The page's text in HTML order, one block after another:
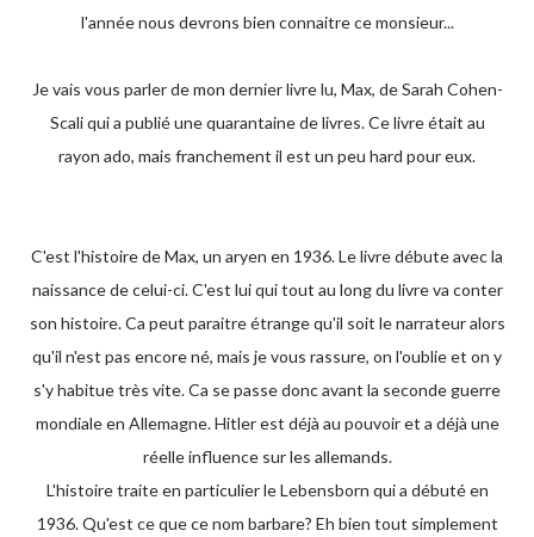
l'année nous devrons bien connaitre ce monsieur...
Je vais vous parler de mon dernier livre lu, Max, de Sarah Cohen-
Scali qui a publié une quarantaine de livres. Ce livre était au
rayon ado, mais franchement il est un peu hard pour eux.
C'est l'histoire de Max, un aryen en 1936. Le livre débute avec la
naissance de celui-ci. C'est lui qui tout au long du livre va conter
son histoire. Ca peut paraitre étrange qu'il soit le narrateur alors
qu'il n'est pas encore né, mais je vous rassure, on l'oublie et on y
s'y habitue très vite. Ca se passe donc avant la seconde guerre
mondiale en Allemagne. Hitler est déjà au pouvoir et a déjà une
réelle influence sur les allemands.
L'histoire traite en particulier le Lebensborn qui a débuté en
1936. Qu'est ce que ce nom barbare? Eh bien tout simplement